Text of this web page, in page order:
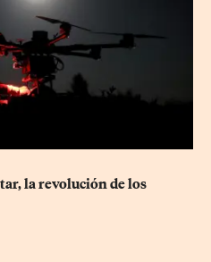
la revolución de los